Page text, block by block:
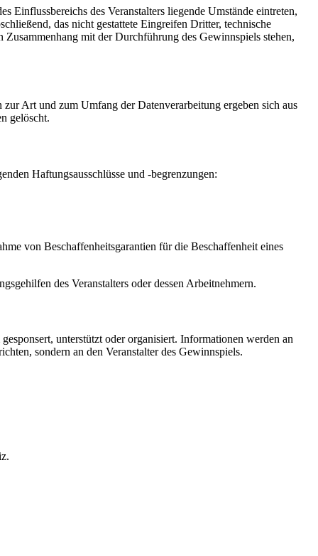
Einflussbereichs des Veranstalters liegende Umstände eintreten,
das nicht gestattete Eingreifen Dritter, technische
mit der Durchführung des Gewinnspiels stehen,
Art und zum Umfang der Datenverarbeitung ergeben sich aus
gelöscht.
Haftungsausschlüsse und -begrenzungen:
von Beschaffenheitsgarantien für die Beschaffenheit eines
des Veranstalters oder dessen Arbeitnehmern.
unterstützt oder organisiert. Informationen werden an
sondern an den Veranstalter des Gewinnspiels.